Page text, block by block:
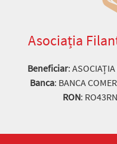
Asociația
Beneficiar:
Banca: BANCA
RON: